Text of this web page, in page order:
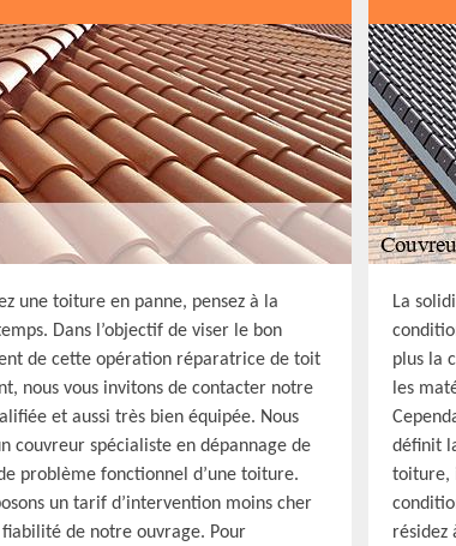
une toiture en panne, pensez à la
Dans l’objectif de viser le bon
de cette opération réparatrice de toit
nous vous invitons de contacter notre
et aussi très bien équipée. Nous
couvreur spécialiste en dépannage de
problème fonctionnel d’une toiture.
un tarif d’intervention moins cher
de notre ouvrage. Pour
La
plus la
les
définit
toiture,
résidez